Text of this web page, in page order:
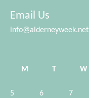
Email Us
info@alderneyweek.net
M
T W
5
6 7